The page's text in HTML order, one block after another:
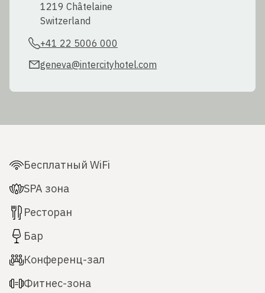
1219 Châtelaine
Switzerland
+41 22 5006 000
geneva@intercityhotel.com
Бесплатный WiFi
SPA зона
Ресторан
Бар
Конференц-зал
Фитнес-зона